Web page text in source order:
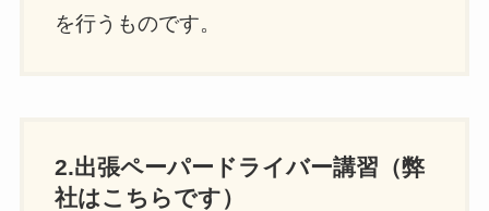
を行うものです。
2.出張ペーパードライバー講習（弊
社はこちらです）